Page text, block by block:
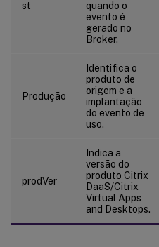
st
quando o
evento é
gerado no
Broker.
Produção
Identifica o
produto de
origem e a
implantação
do evento de
uso.
prodVer
Indica a
versão do
produto Citrix
DaaS/Citrix
Virtual Apps
and Desktops.